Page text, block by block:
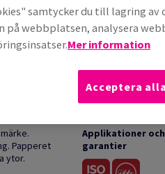
Papperet
ytor.
Applikationer och
garantier
samtycker du till lagring av
webbplatsen, analysera
Mer information
Acceptera